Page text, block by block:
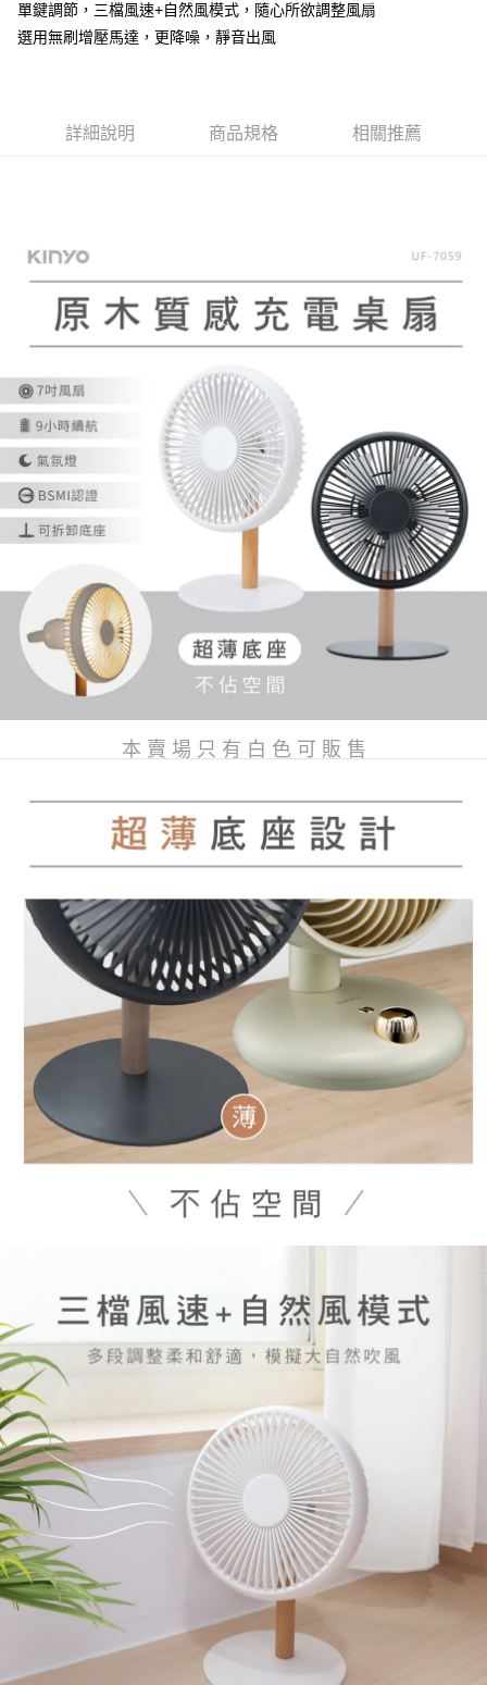
台灣樂天信用卡公司
運送方式
非床墊商品，一般宅配
每筆NT$150，滿NT$1,399(含以上)免運費
單鍵調節，三檔風速+自然風模式，隨心所欲調整風扇
選用無刷增壓馬達，更降噪，靜音出風
詳細說明 商品規格 相關推薦
本 賣 場 只 有 白 色 可 販 售